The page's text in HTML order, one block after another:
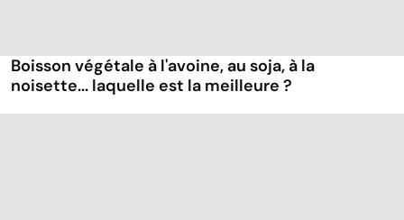
Boisson végétale à l'avoine, au soja, à la
noisette... laquelle est la meilleure ?